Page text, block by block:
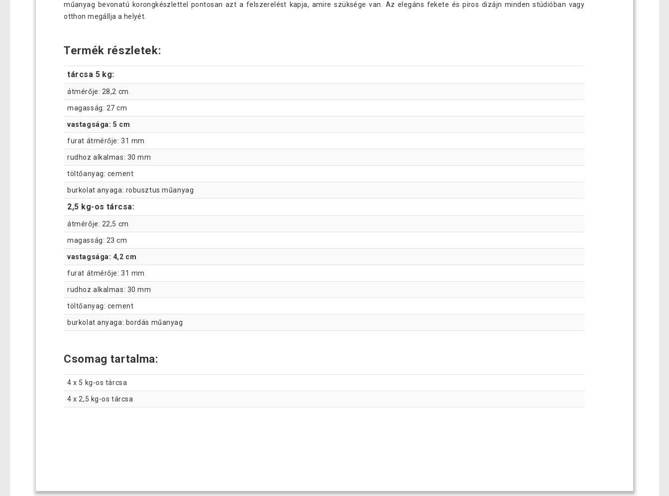
műanyag bevonatú korongkészlettel pontosan azt a felszerelést kapja, amire szüksége van. Az elegáns fekete és piros dizájn minden stúdióban vagy
otthon megállja a helyét.
Termék részletek:
tárcsa 5 kg:
átmérője: 28,2 cm
magasság: 27 cm
vastagsága: 5 cm
furat átmérője: 31 mm
rudhoz alkalmas: 30 mm
töltőanyag: cement
burkolat anyaga: robusztus műanyag
2,5 kg-os tárcsa:
átmérője: 22,5 cm
magasság: 23 cm
vastagsága: 4,2 cm
furat átmérője: 31 mm
rudhoz alkalmas: 30 mm
töltőanyag: cement
burkolat anyaga: bordás műanyag
Csomag tartalma:
4 x 5 kg-os tárcsa
4 x 2,5 kg-os tárcsa